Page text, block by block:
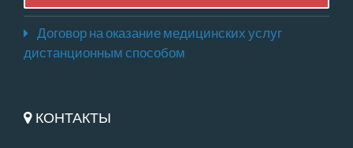
Договор на оказание медицинских услуг
дистанционным способом
КОНТАКТЫ